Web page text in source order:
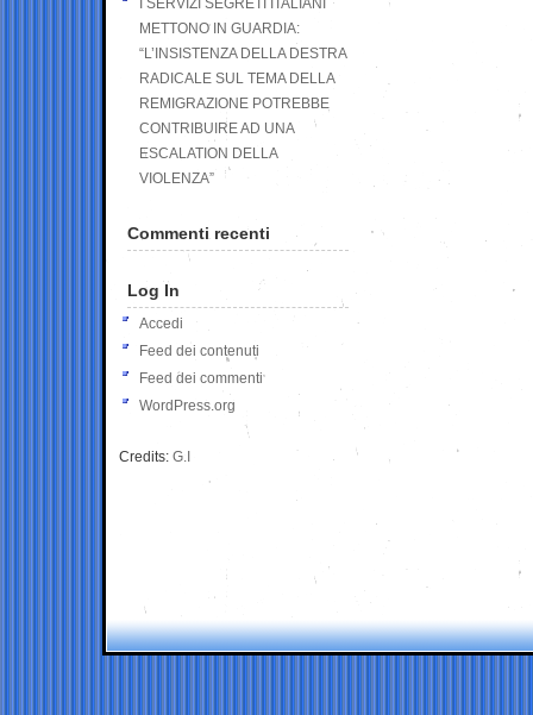
I SERVIZI SEGRETI ITALIANI
METTONO IN GUARDIA:
“L’INSISTENZA DELLA DESTRA
RADICALE SUL TEMA DELLA
REMIGRAZIONE POTREBBE
CONTRIBUIRE AD UNA
ESCALATION DELLA
VIOLENZA”
Commenti recenti
Log In
Accedi
Feed dei contenuti
Feed dei commenti
WordPress.org
Credits: G.I